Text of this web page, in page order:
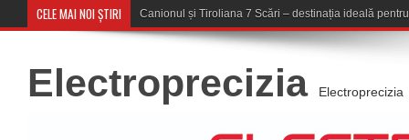
CELE MAI NOI ȘTIRI Concert în aer liber la Ko
Electroprecizia Electroprecizia